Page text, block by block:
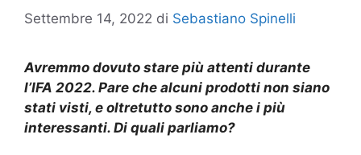
Settembre 14, 2022 di Sebastiano Spinelli
Avremmo dovuto stare più attenti durante
l’IFA 2022. Pare che alcuni prodotti non siano
stati visti, e oltretutto sono anche i più
interessanti. Di quali parliamo?